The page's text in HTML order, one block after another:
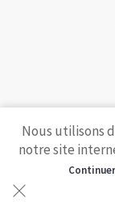
Nous utilisons
notre site